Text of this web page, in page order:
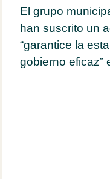
El grupo
han suscrito un
“garantice la
gobierno eficaz”